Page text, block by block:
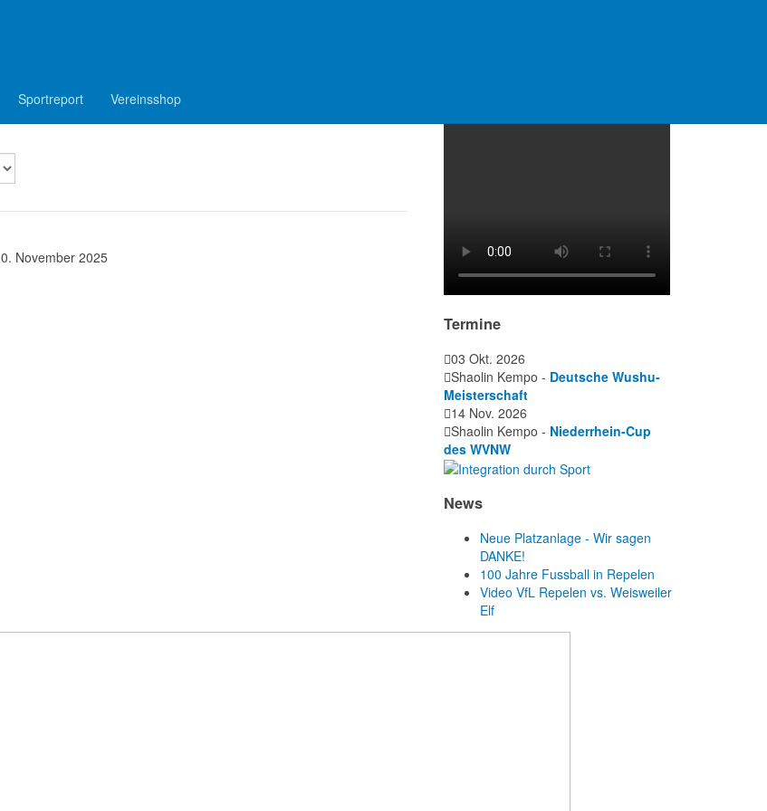
Sportreport Vereinsshop
November 2025
Termine
03 Okt. 2026
Shaolin Kempo - Deutsche Wushu-
Meisterschaft
14 Nov. 2026
Shaolin Kempo - Niederrhein-Cup
des WVNW
News
Neue Platzanlage - Wir sagen
DANKE!
100 Jahre Fussball in Repelen
Video VfL Repelen vs. Weisweiler
Elf